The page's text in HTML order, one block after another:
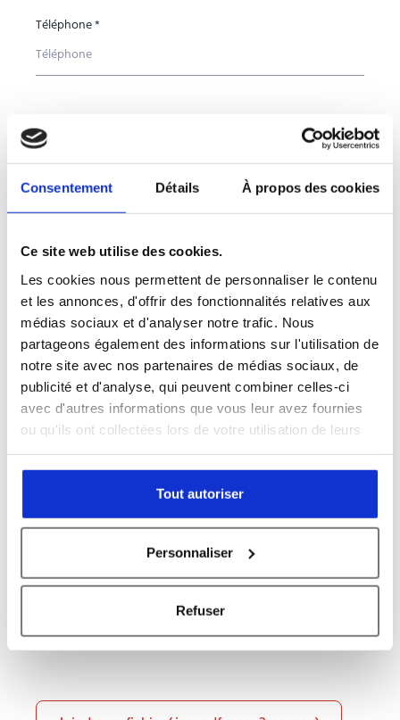
Consentement Détails À propos des cookies
Ce site web utilise des cookies.
Les cookies nous permettent de personnaliser le contenu
et les annonces, d'offrir des fonctionnalités relatives aux
médias sociaux et d'analyser notre trafic. Nous
partageons également des informations sur l'utilisation de
notre site avec nos partenaires de médias sociaux, de
publicité et d'analyse, qui peuvent combiner celles-ci
avec d'autres informations que vous leur avez fournies
ou qu'ils ont collectées lors de votre utilisation de leurs
Tout autoriser
Personnaliser
Refuser
Téléphone *
Pays *
Sujet *
Message *